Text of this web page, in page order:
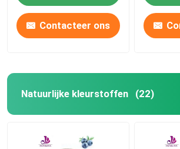
Contacteer ons
Natuurlijke kleurstoffen (22)